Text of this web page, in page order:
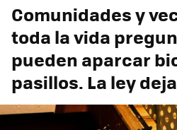
Comunidades y
toda la vida
pueden aparcar
pasillos. La ley